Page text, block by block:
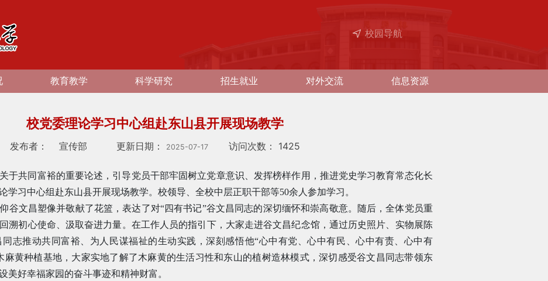
校园导航
教育教学 科学研究 招生就业 对外交流 信息资源
校党委理论学习中心组赴东山县开展现场教学
发布者： 宣传部 更新日期： 2025-07-17 访问次数： 1425
于共同富裕的重要论述，引导党员干部牢固树立党章意识、发挥榜样作用，推进党史学习教育常态化长
学习中心组赴东山县开展现场教学。校领导、全校中层正职干部等50余人参加学习。
谷文昌塑像并敬献了花篮，表达了对“四有书记”谷文昌同志的深切缅怀和崇高敬意。随后，全体党员重
溯初心使命、汲取奋进力量。在工作人员的指引下，大家走进谷文昌纪念馆，通过历史照片、实物展陈
志推动共同富裕、为人民谋福祉的生动实践，深刻感悟他“心中有党、心中有民、心中有责、心中有
麻黄种植基地，大家实地了解了木麻黄的生活习性和东山的植树造林模式，深切感受谷文昌同志带领东
美好幸福家园的奋斗事迹和精神财富。